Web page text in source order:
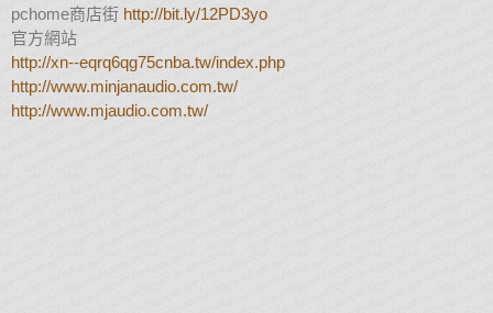
pchome商店街 http://bit.ly/12PD3yo
官方網站
http://xn--eqrq6qg75cnba.tw/index.php
http://www.minjanaudio.com.tw/
http://www.mjaudio.com.tw/